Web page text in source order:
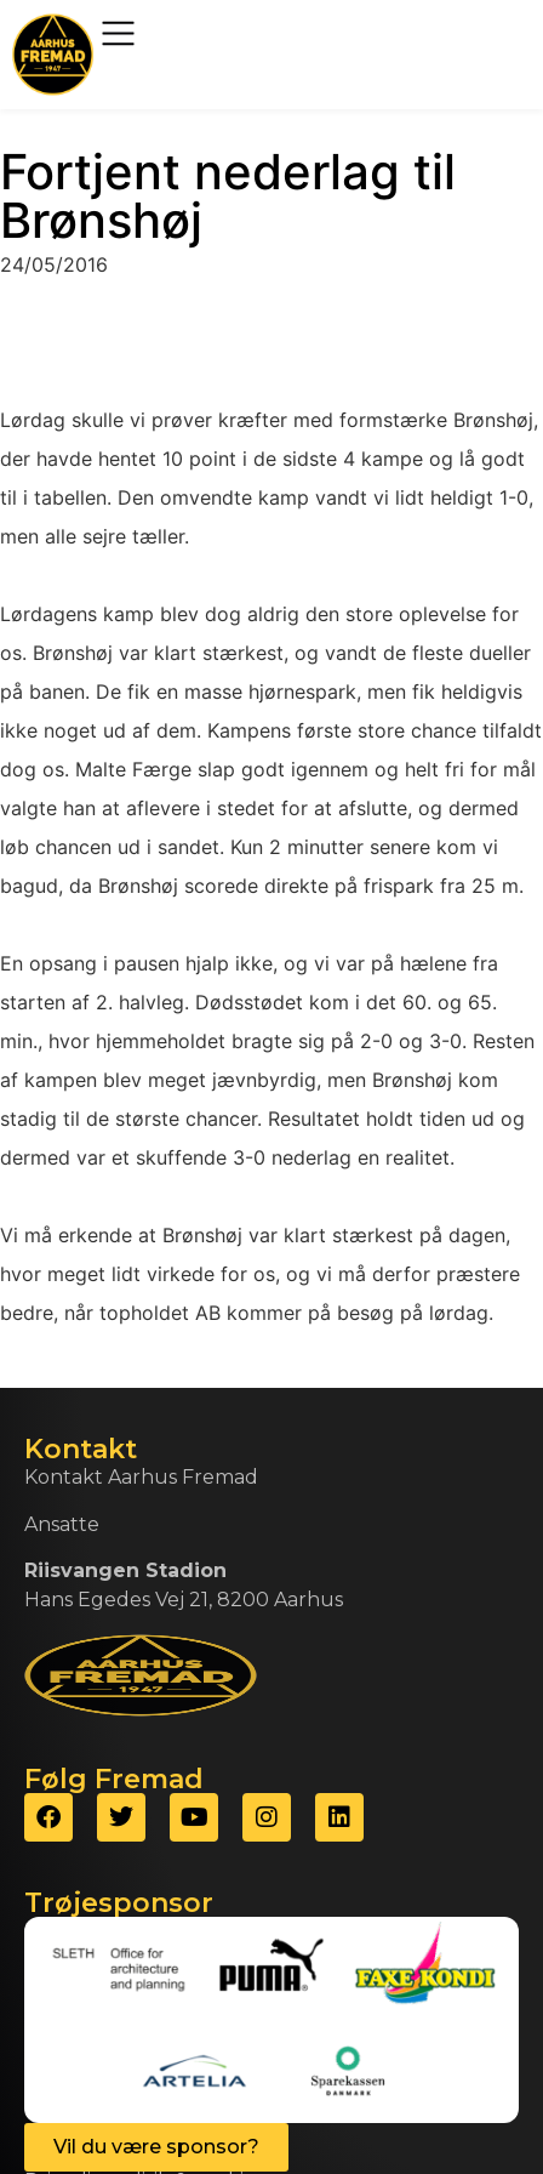
Fortjent nederlag til
Brønshøj
24/05/2016
Lørdag skulle vi prøver kræfter med formstærke Brønshøj,
der havde hentet 10 point i de sidste 4 kampe og lå godt
til i tabellen. Den omvendte kamp vandt vi lidt heldigt 1-0,
men alle sejre tæller.
Lørdagens kamp blev dog aldrig den store oplevelse for
os. Brønshøj var klart stærkest, og vandt de fleste dueller
på banen. De fik en masse hjørnespark, men fik heldigvis
ikke noget ud af dem. Kampens første store chance tilfaldt
dog os. Malte Færge slap godt igennem og helt fri for mål
valgte han at aflevere i stedet for at afslutte, og dermed
løb chancen ud i sandet. Kun 2 minutter senere kom vi
bagud, da Brønshøj scorede direkte på frispark fra 25 m.
En opsang i pausen hjalp ikke, og vi var på hælene fra
starten af 2. halvleg. Dødsstødet kom i det 60. og 65.
min., hvor hjemmeholdet bragte sig på 2-0 og 3-0. Resten
af kampen blev meget jævnbyrdig, men Brønshøj kom
stadig til de største chancer. Resultatet holdt tiden ud og
dermed var et skuffende 3-0 nederlag en realitet.
Vi må erkende at Brønshøj var klart stærkest på dagen,
hvor meget lidt virkede for os, og vi må derfor præstere
bedre, når topholdet AB kommer på besøg på lørdag.
Kontakt
Kontakt Aarhus Fremad
Ansatte
Riisvangen Stadion
Hans Egedes Vej 21, 8200 Aarhus
Følg Fremad
Trøjesponsor
Vil du være sponsor?